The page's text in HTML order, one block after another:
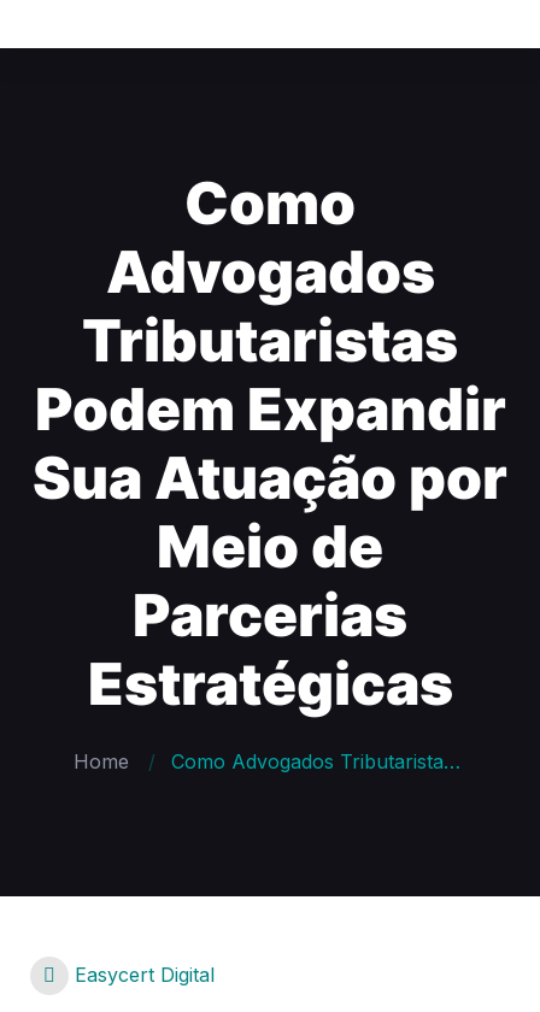
Como
Advogados
Tributaristas
Podem Expandir
Sua Atuação por
Meio de
Parcerias
Estratégicas
Home Como Advogados Tributaristas Podem Expandir Sua Atuação por Meio de Parcerias Estratégicas
Easycert Digital